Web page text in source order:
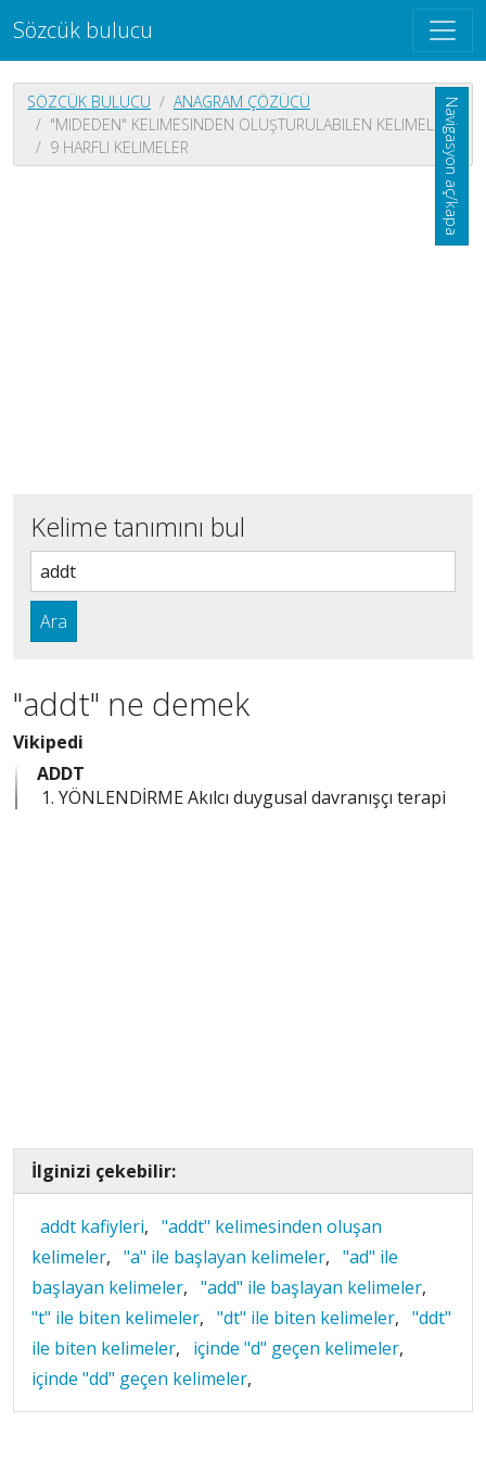
Sözcük bulucu
Navigasyon aç/kapa
SÖZCÜK BULUCU
ANAGRAM ÇÖZÜCÜ
"MIDEDEN" KELIMESINDEN OLUŞTURULABILEN KELIMELER
9 HARFLI KELIMELER
Kelime tanımını bul
Ara
"addt" ne demek
Vikipedi
ADDT
YÖNLENDİRME Akılcı duygusal davranışçı terapi
İlginizi çekebilir:
addt kafiyleri, "addt" kelimesinden oluşan
kelimeler, "a" ile başlayan kelimeler, "ad" ile
başlayan kelimeler, "add" ile başlayan kelimeler,
"t" ile biten kelimeler, "dt" ile biten kelimeler, "ddt"
ile biten kelimeler, içinde "d" geçen kelimeler,
içinde "dd" geçen kelimeler,